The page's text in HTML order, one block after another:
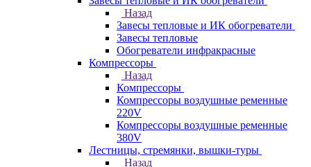
Назад
Завесы тепловые и ИК обогреватели
Завесы тепловые
Обогреватели инфракрасные
Компрессоры
Назад
Компрессоры
Компрессоры воздушные ременные
220V
Компрессоры воздушные ременные
380V
Лестницы, стремянки, вышки-туры
Назад